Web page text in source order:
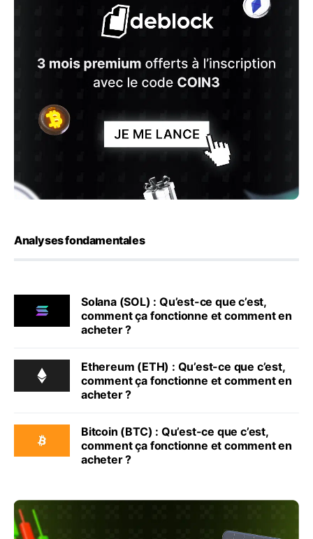
Analyses fondamentales
Solana (SOL) : Qu’est-ce que c’est,
comment ça fonctionne et comment en
acheter ?
Ethereum (ETH) : Qu’est-ce que c’est,
comment ça fonctionne et comment en
acheter ?
Bitcoin (BTC) : Qu’est-ce que c’est,
comment ça fonctionne et comment en
acheter ?